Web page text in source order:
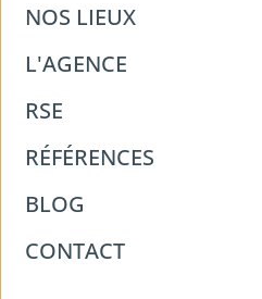
NOS LIEUX
L'AGENCE
RSE
RÉFÉRENCES
BLOG
CONTACT